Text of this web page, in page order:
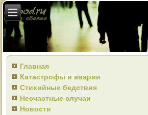
Главная
Катастрофы и аварии
Стихийные бедствия
Несчастные случаи
Новости